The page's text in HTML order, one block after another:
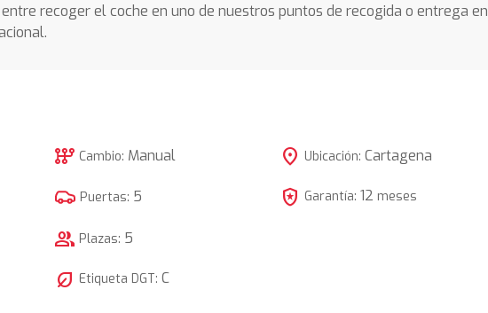
recoger el coche en uno de nuestros puntos de recogida o entrega en
auto_transmission Cambio: Manual
Puertas: 5
group Plazas: 5
nest_eco_leaf Etiqueta DGT:C
location_on Ubicación: Cartagena
local_police Garantía: 12 meses